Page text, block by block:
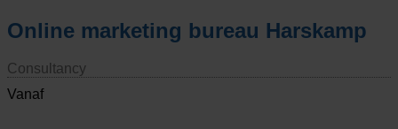
Online marketing bureau Harskamp
Consultancy
Vanaf